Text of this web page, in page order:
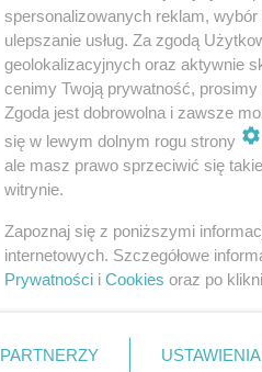
poboczach, gdzie
– informuje urząd.
spersonalizowanych reklam,
ulepszanie usług. Za zgodą
geolokalizacyjnych oraz aktywnie
cenimy Twoją prywatność,
Zgoda jest dobrowolna i zawsze
się w lewym dolnym rogu strony
ale masz prawo sprzeciwić się
witrynie.
Zapoznaj się z poniższymi
internetowych. Szczegółowe
Prywatności i Cookies oraz po
PARTNERZY USTAWIENIA